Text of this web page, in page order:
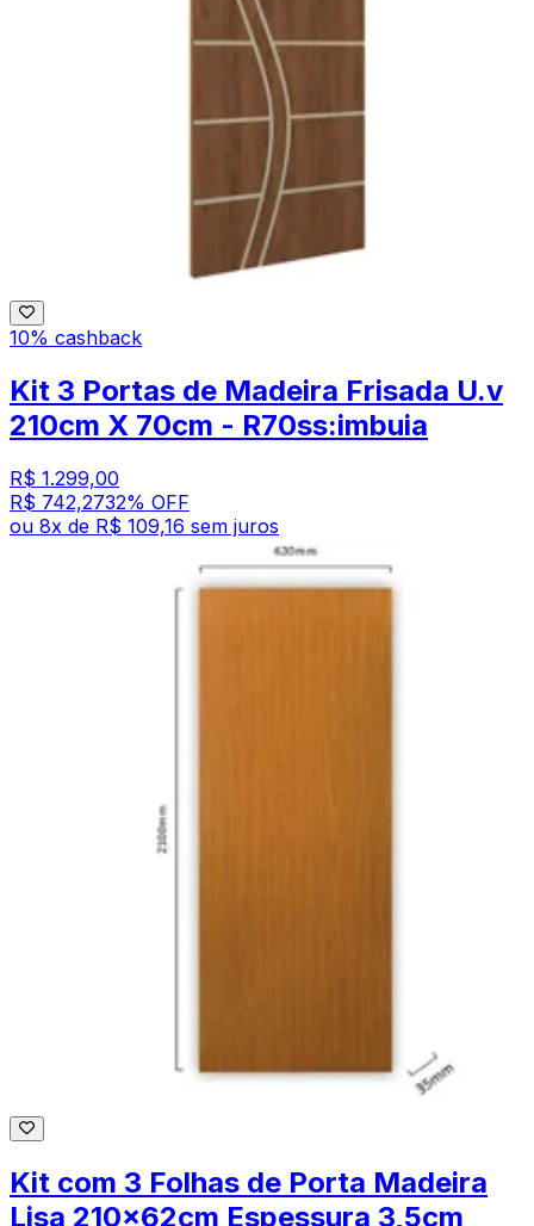
10% cashback
Kit 3 Portas de Madeira Frisada U.v
210cm X 70cm - R70ss:imbuia
R$ 1.299,00
R$ 742,2732% OFF
ou 8x de R$ 109,16 sem juros
Kit com 3 Folhas de Porta Madeira
Lisa 210x62cm Espessura 3,5cm